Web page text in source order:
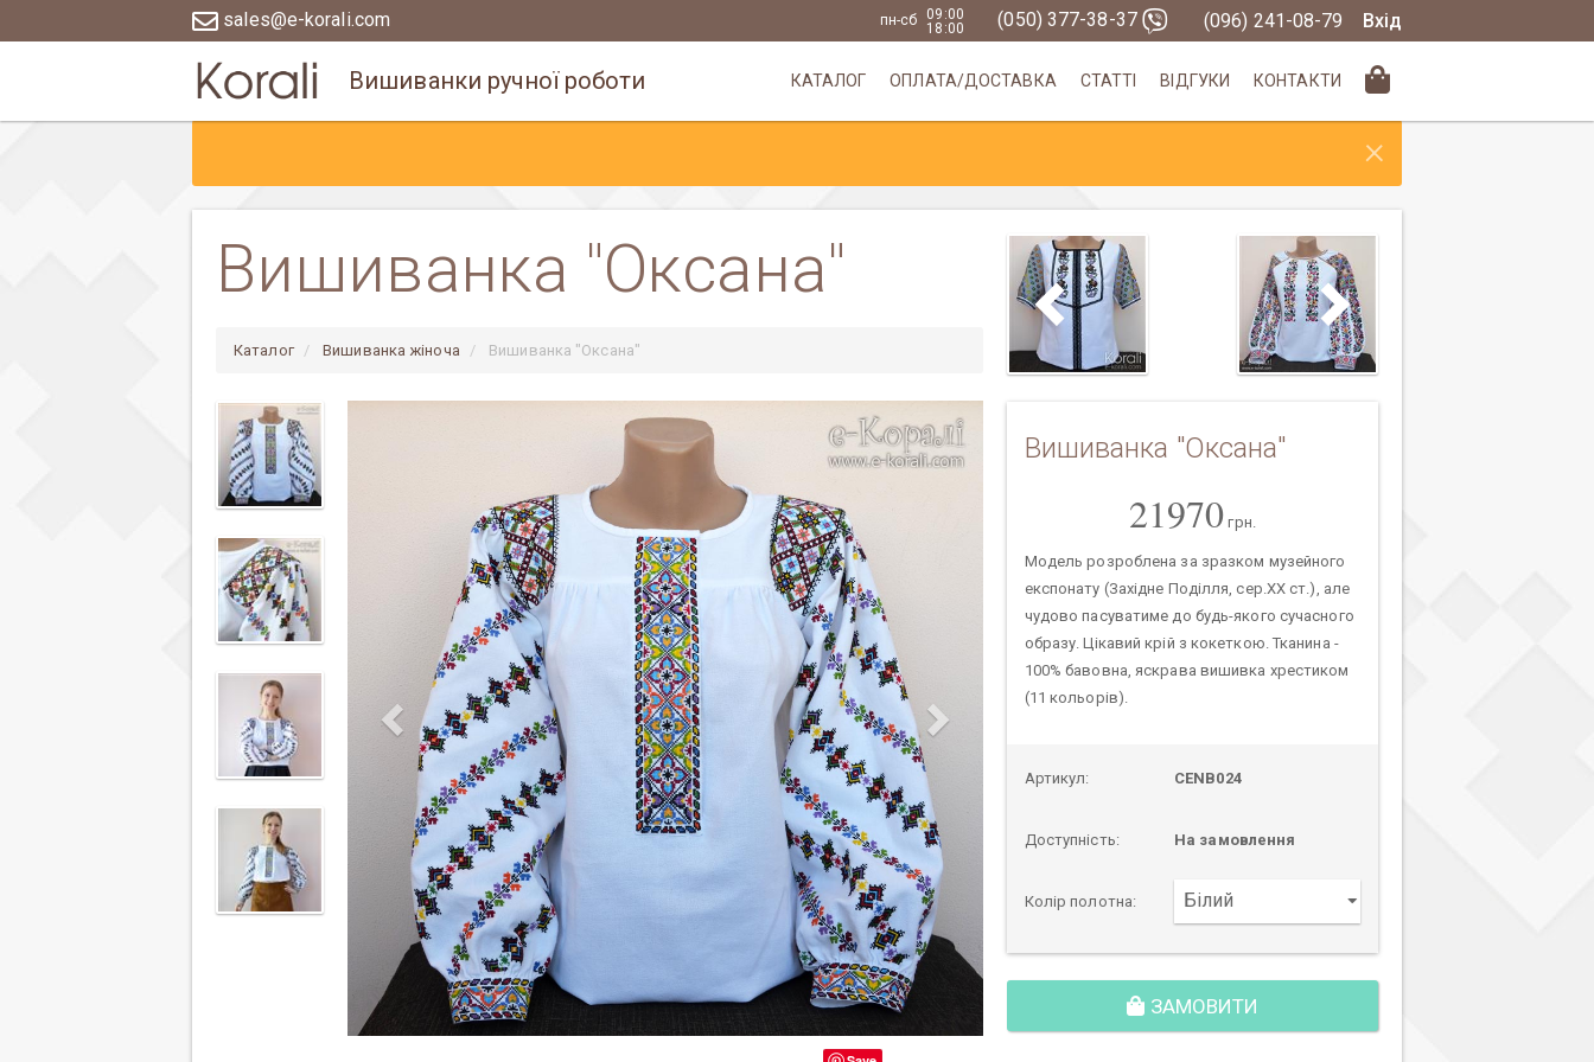
sales@e-korali.com пн-сб
09:00
18:00
(050) 377-38-37 (096) 241-08-79 Вхід
КАТАЛОГ ОПЛАТА/ДОСТАВКА СТАТТІ ВІДГУКИ КОНТАКТИ
Вишиванки ручної роботи
×
Вишиванка "Оксана"
Каталог Вишиванка жіноча Вишиванка "Оксана"
Next
Вишиванка "Оксана"
21970 грн.
Модель розроблена за зразком музейного
експонату (Західне Поділля, сер.ХХ ст.), але
чудово пасуватиме до будь-якого сучасного
образу. Цікавий крій з кокеткою. Тканина -
100% бавовна, яскрава вишивка хрестиком
(11 кольорів).
Артикул: CENB024
Доступність: На замовлення
Колір полотна:
ЗАМОВИТИ